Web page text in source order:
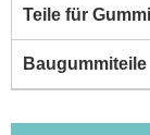
Teile für
Baugummiteile